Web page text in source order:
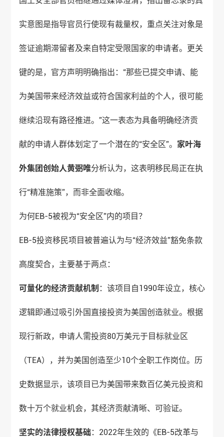
实意图是指导官员行使现有裁量权，重点关注对象是
签证逾期滞留者及来自特定受限国家的申请者。更关
键的是，官方声明明确指出：“那些已提交申请、能
为美国带来经济效益或符合国家利益的个人，很可能
继续沿现有路径推进。”这一表态为具备明确经济贡
献的申请人群体划定了一个潜在的“安全区”。 家叶海
外集团创始人黄弼唯分析认为，这表明移民局正在执
行“精准施策”，而非全面收缩。
为何EB-5被视为“安全区”内的项目？
EB-5投资移民项目被普遍认为与“经济效益”豁免条款
高度契合，主要基于两点：
可量化的经济贡献机制 ：该项目自1990年设立，核心
逻辑即通过吸引外国直接投资为美国创造就业。根据
现行新政，申请人需投资80万美元于目标就业区
（TEA），并为美国创造至少10个全职工作岗位。历
史数据显示，该项目已为美国带来数百亿美元投资和
数十万个就业机会，其经济贡献清晰、可验证。
坚实的法律授权基础 ：2022年生效的《EB-5改革与